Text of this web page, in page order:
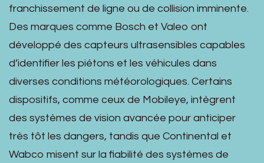
franchissement de ligne ou de collision imminente.
Des marques comme Bosch et Valeo ont
développé des capteurs ultrasensibles capables
d’identifier les piétons et les véhicules dans
diverses conditions météorologiques. Certains
dispositifs, comme ceux de Mobileye, intègrent
des systèmes de vision avancée pour anticiper
très tôt les dangers, tandis que Continental et
Wabco misent sur la fiabilité des systèmes de